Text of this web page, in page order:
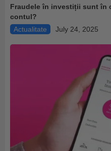
Fraudele în investiții sunt în
contul?
Actualitate
July 24, 2025